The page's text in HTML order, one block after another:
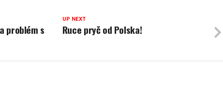
UP NEXT
Ruce pryč od Polska!
problém s